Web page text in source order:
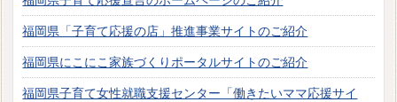
福岡県「子育て応援の店」推進事業サイトのご紹介
福岡県にこにこ家族づくりポータルサイトのご紹介
福岡県子育て女性就職支援センター「働きたいママ応援サイ